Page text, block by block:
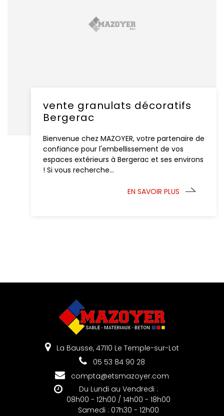
vente granulats décoratifs
Bergerac
Bienvenue chez MAZOYER, votre partenaire de
confiance pour l'embellissement de vos
espaces extérieurs à Bergerac et ses environs
! Si vous recherche...
EN SAVOIR PLUS
La Bausse, 47110 Le Temple-sur-Lot
05 53 84 90 28
compta@etsmazoyer.com
Du Lundi au Vendredi :
08h00 - 12h00 / 14h00 - 18h00
Samedi : 07h30 - 12h00